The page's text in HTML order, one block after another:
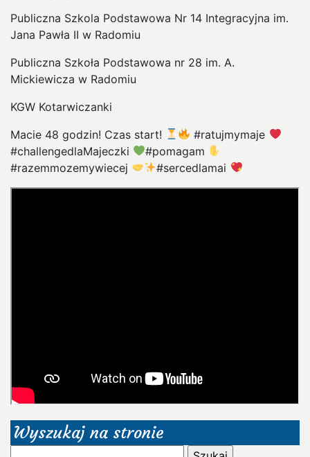
Publiczna Szkola Podstawowa Nr 14 Integracyjna im.
Jana Pawła II w Radomiu
Publiczna Szkoła Podstawowa nr 28 im. A.
Mickiewicza w Radomiu
KGW Kotarwiczanki
Macie 48 godzin! Czas start!
#ratujmymaje
#challengedlaMajeczki
#pomagam
#razemmozemywiecej
#sercedlamai
Wyszukaj na stronie